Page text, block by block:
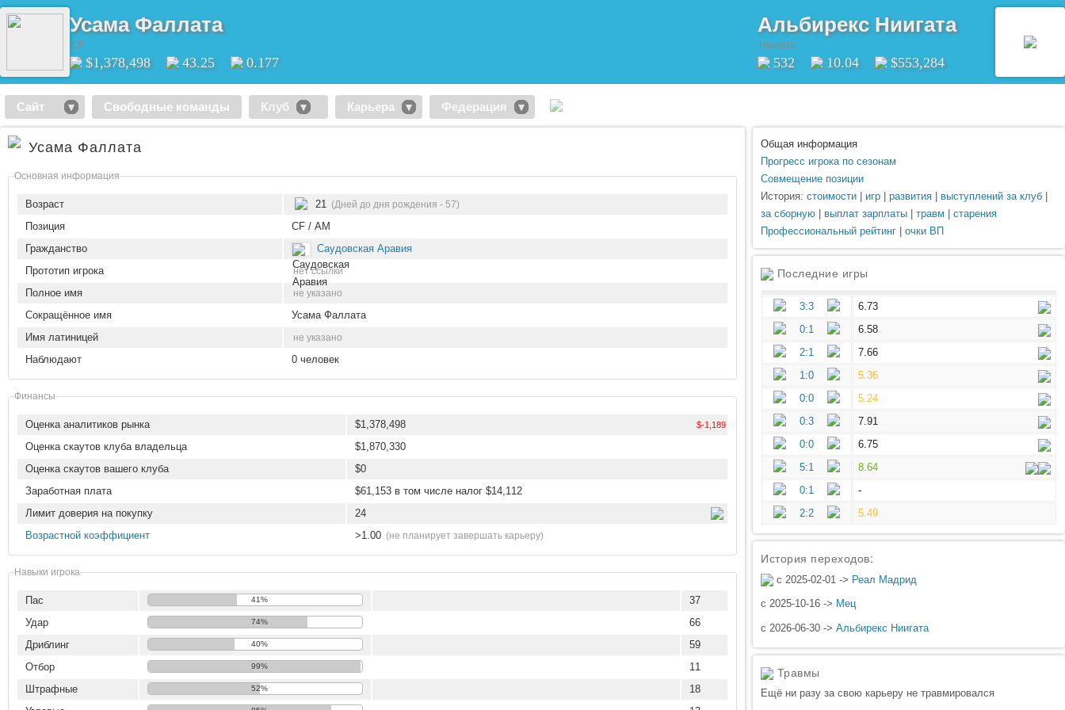
Усама Фаллата
CF
$1,378,498 43.25 0.177
Альбирекс Ниигата
Ниигата
532 10.04 $553,284
Сайт Свободные команды Клуб Карьера Федерация
Усама Фаллата
Основная информация
Возраст 21 (Дней до дня рождения - 57)
Позиция
CF / AM
Гражданство
Саудовская Аравия
Прототип игрока
нет ссылки
Полное имя не указано
Сокращённое имя
Усама Фаллата
Имя латиницей
не указано
Наблюдают 0 человек
Финансы
Оценка аналитиков рынка $1,378,498 $-1,189
Оценка скаутов клуба владельца
$1,870,330
Оценка скаутов вашего клуба
$0
Заработная плата
$61,153 в том числе налог $14,112
Лимит доверия на покупку
24
Возрастной коэффициент
>1.00 (не планирует завершать карьеру)
Навыки игрока
Пас 41%
37
Удар
74%
66
Дриблинг
40%
59
Отбор
99%
11
Штрафные
52%
18
Общая информация
Прогресс игрока по сезонам
Совмещение позиции
История: стоимости игр развития выступлений за клуб
за сборную
выплат зарплаты травм
старения
Профессиональный рейтинг
очки ВП
Последние игры
3:3
6.73
0:1
6.58
2:1
7.66
1:0
5.36
0:0
5.24
0:3
7.91
0:0
6.75
5:1
8.64
0:1
-
2:2
5.49
История переходов:
с 2025-02-01 -> Реал Мадрид
с 2025-10-16 -> Мец
с 2026-06-30 -> Альбирекс Ниигата
Травмы
Ещё ни разу за свою карьеру не травмировался